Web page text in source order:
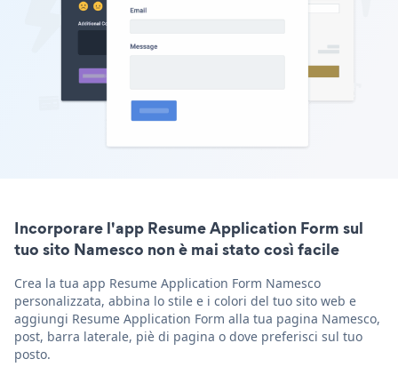
Incorporare l'app Resume Application Form sul
tuo sito Namesco non è mai stato così facile
Crea la tua app Resume Application Form Namesco
personalizzata, abbina lo stile e i colori del tuo sito web e
aggiungi Resume Application Form alla tua pagina Namesco,
post, barra laterale, piè di pagina o dove preferisci sul tuo
posto.